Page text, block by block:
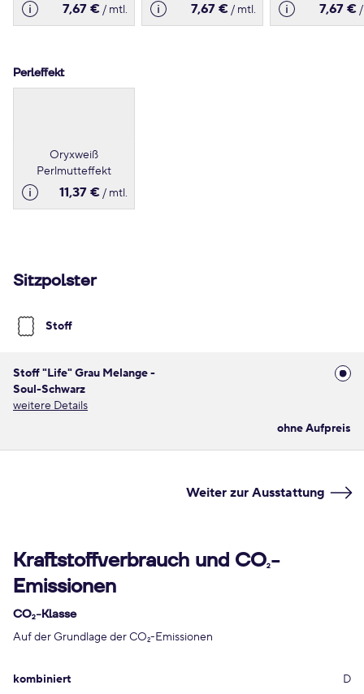
7,67 €/ mtl. 7,67 €/ mtl. 7,67 €
Perleffekt
Oryxweiß
Perlmutteffekt
11,37 €/ mtl.
Sitzpolster
Stoff
Stoff "Life" Grau Melange -
Soul-Schwarz
weitere Details
ohne Aufpreis
Weiter zur Ausstattung
Kraftstoffverbrauch und CO2-
Emissionen
CO2-Klasse
Auf der Grundlage der CO2-Emissionen
kombiniert D